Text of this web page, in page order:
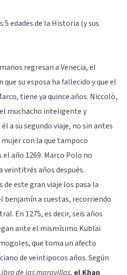
5 edades de la Historia (y sus
regresan a Venecia, el
su esposa ha fallecido y que el
tiene ya quince años. Niccolò,
muchacho inteligente y
a su segundo viaje, no sin antes
con la que tampoco
año 1269. Marco Polo no
veintitrés años después.
este gran viaje los pasa la
benjamín a cuestas, recorriendo
En 1275, es decir, seis años
ante el mismísimo Kublai
que toma un afecto
de veintipocos años. Según
de las maravillas, el Khan